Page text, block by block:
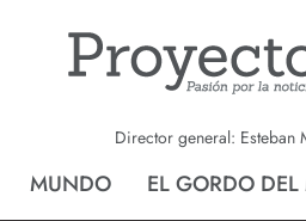
Director general: Esteban
MUNDO EL GORDO
Reynosa Nvo.